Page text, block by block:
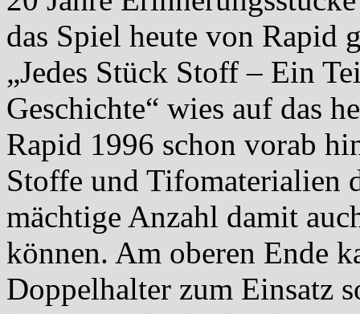
das Spiel heute von Rapid
„Jedes Stück Stoff – Ein
Geschichte“ wies auf das
Rapid 1996 schon vorab
Stoffe und Tifomaterialien
mächtige Anzahl damit
können. Am oberen Ende
Doppelhalter zum Einsatz